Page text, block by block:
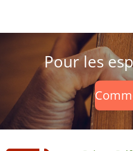
Pour les